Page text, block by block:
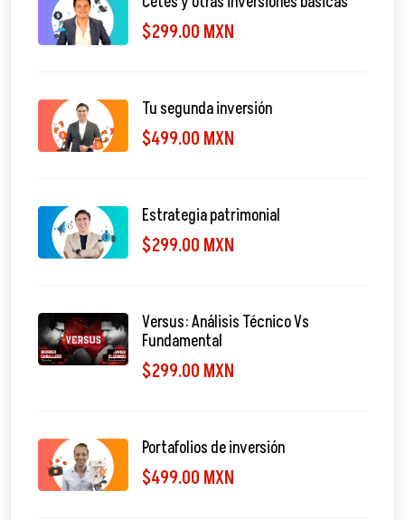
$299.00 MXN
Tu segunda inversión
$499.00 MXN
Estrategia patrimonial
$299.00 MXN
Versus: Análisis Técnico Vs
Fundamental
$299.00 MXN
Portafolios de inversión
$499.00 MXN